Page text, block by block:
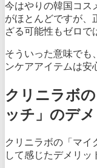
今はやりの韓国コス
がほとんどですが、
ざる可能性もゼロで
そういった意味でも
ンケアアイテムは安
クリニラボ
ッチ」のデ
クリニラボの「マイ
して感じたデメリッ